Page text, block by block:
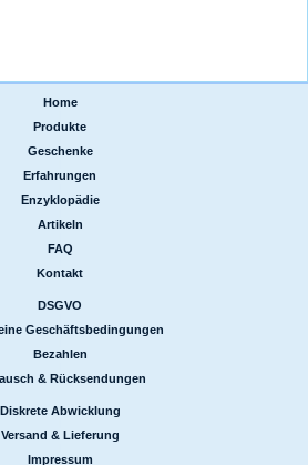
Home
Produkte
Geschenke
Erfahrungen
Enzyklopädie
Artikeln
FAQ
Kontakt
DSGVO
Geschäftsbedingungen
Bezahlen
& Rücksendungen
Diskrete Abwicklung
Versand & Lieferung
Impressum